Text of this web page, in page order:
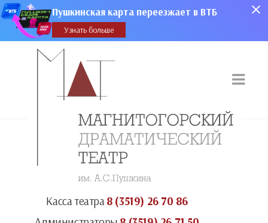
Пушкинская карта переезжает в ВТБ
Узнать больше
Касса театра8 (3519) 26 70 86